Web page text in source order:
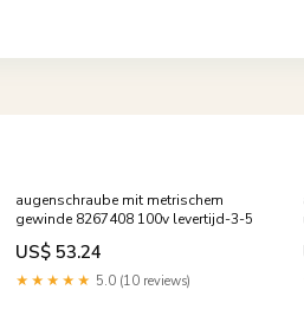
augenschraube mit metrischem
gewinde 8267408 100v levertijd-3-5
US$ 53.24
★★★★★ 5.0 (10 reviews)